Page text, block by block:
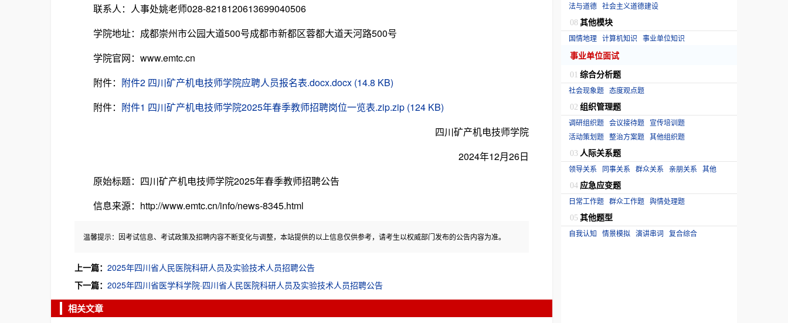
联系人：人事处姚老师028-8218120613699040506
学院地址：成都崇州市公园大道500号成都市新都区蓉都大道天河路500号
学院官网：www.emtc.cn
附件： 附件2 四川矿产机电技师学院应聘人员报名表.docx.docx (14.8 KB)
附件： 附件1 四川矿产机电技师学院2025年春季教师招聘岗位一览表.zip.zip (124 KB)
四川矿产机电技师学院
2024年12月26日
原始标题：四川矿产机电技师学院2025年春季教师招聘公告
信息来源：http://www.emtc.cn/info/news-8345.html
温馨提示：因考试信息、考试政策及招聘内容不断变化与调整，本站提供的以上信息仅供参考，请考生以权威部门发布的公告内容为准。
上一篇： 2025年四川省人民医院科研人员及实验技术人员招聘公告
下一篇： 2025年四川省医学科学院·四川省人民医院科研人员及实验技术人员招聘公告
相关文章
法与道德 社会主义道德建设
08 其他模块
国情地理 计算机知识 事业单位知识
事业单位面试
01 综合分析题
社会现象题 态度观点题
02 组织管理题
调研组织题 会议接待题 宣传培训题
活动策划题 整治方案题 其他组织题
03 人际关系题
领导关系 同事关系 群众关系 亲朋关系 其他
04 应急应变题
日常工作题 群众工作题 舆情处理题
05 其他题型
自我认知 情景模拟 演讲串词 复合综合